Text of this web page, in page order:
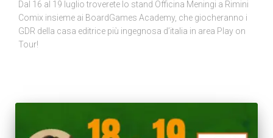
Dal 16 al 19 luglio troverete lo stand Officina Meningi a Rimini
Comix insieme ai BoardGames Academy, che giocheranno i
GDR della casa editrice più ingegnosa d’italia in area Play on
Tour!